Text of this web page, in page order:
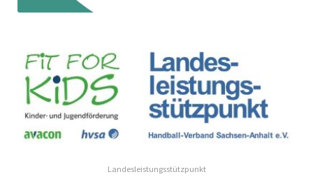
Landesleistungsstützpunkt